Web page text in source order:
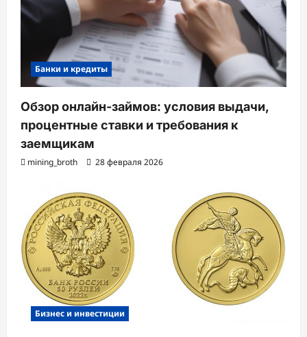
Банки и кредиты
Обзор онлайн-займов: условия выдачи,
процентные ставки и требования к
заемщикам
mining_broth 28 февраля 2026
Бизнес и инвестиции